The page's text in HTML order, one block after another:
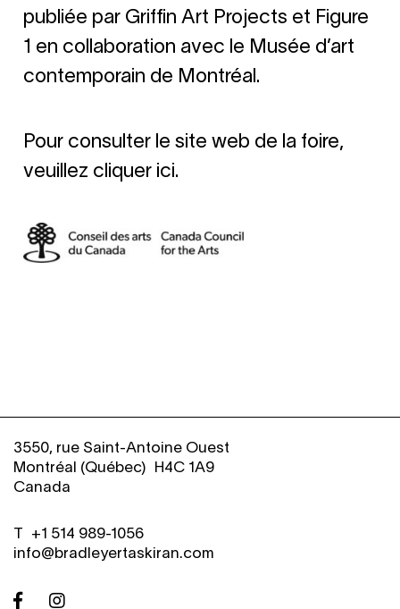
publiée par Griffin Art Projects et Figure
1 en collaboration avec le Musée d’art
contemporain de Montréal.
Pour consulter le site web de la foire,
veuillez cliquer ici.
3550, rue Saint-Antoine Ouest
Montréal (Québec) H4C 1A9
Canada
+1 514 989-1056
info@bradleyertaskiran.com